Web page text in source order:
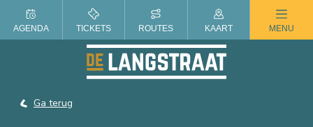
ZOMER IN DE LANGSTRAAT
Ga terug
AGENDA TICKETS ROUTES KAART MENU